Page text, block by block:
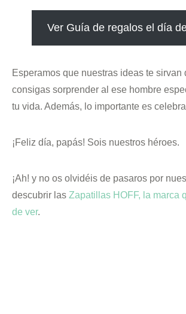
Ver Guía de regalos el día
Esperamos que nuestras ideas te sirvan
consigas sorprender al ese hombre
tu vida. Además, lo importante es
¡Feliz día, papás! Sois nuestros héroes.
¡Ah! y no os olvidéis de pasaros por
descubrir las Zapatillas HOFF, la marca
de ver.